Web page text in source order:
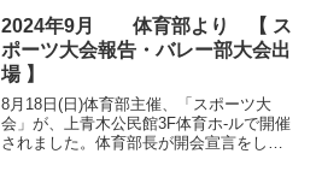
2024年9月 体育部より 【 ス
ポーツ大会報告・バレー部大会出
場 】
8月18日(日)体育部主催、「スポーツ大
会」が、上青木公民館3F体育ホ-ルで開催
されました。体育部長が開会宣言をし